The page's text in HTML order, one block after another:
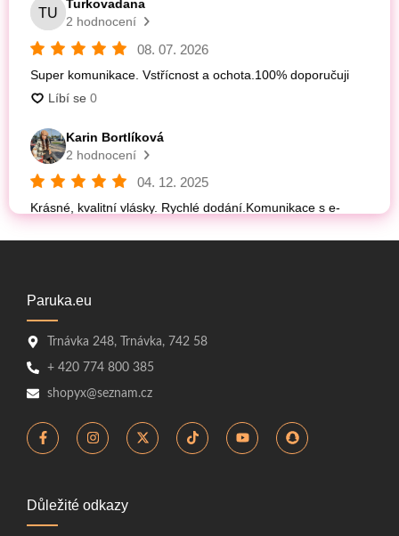
Paruka.eu
Trnávka 248, Trnávka, 742 58
+ 420 774 800 385
shopyx@seznam.cz
Důležité odkazy